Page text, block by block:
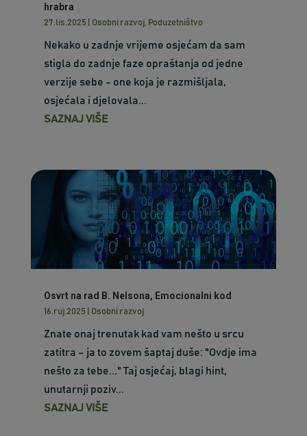
hrabra
27.lis.2025 Osobni razvoj, Poduzetništvo
Nekako u zadnje vrijeme osjećam da sam
stigla do zadnje faze opraštanja od jedne
verzije sebe - one koja je razmišljala,
osjećala i djelovala...
SAZNAJ VIŠE
Osvrt na rad B. Nelsona, Emocionalni kod
16.ruj.2025 Osobni razvoj
Znate onaj trenutak kad vam nešto u srcu
zatitra – ja to zovem šaptaj duše: "Ovdje ima
nešto za tebe..." Taj osjećaj, blagi hint,
unutarnji poziv...
SAZNAJ VIŠE